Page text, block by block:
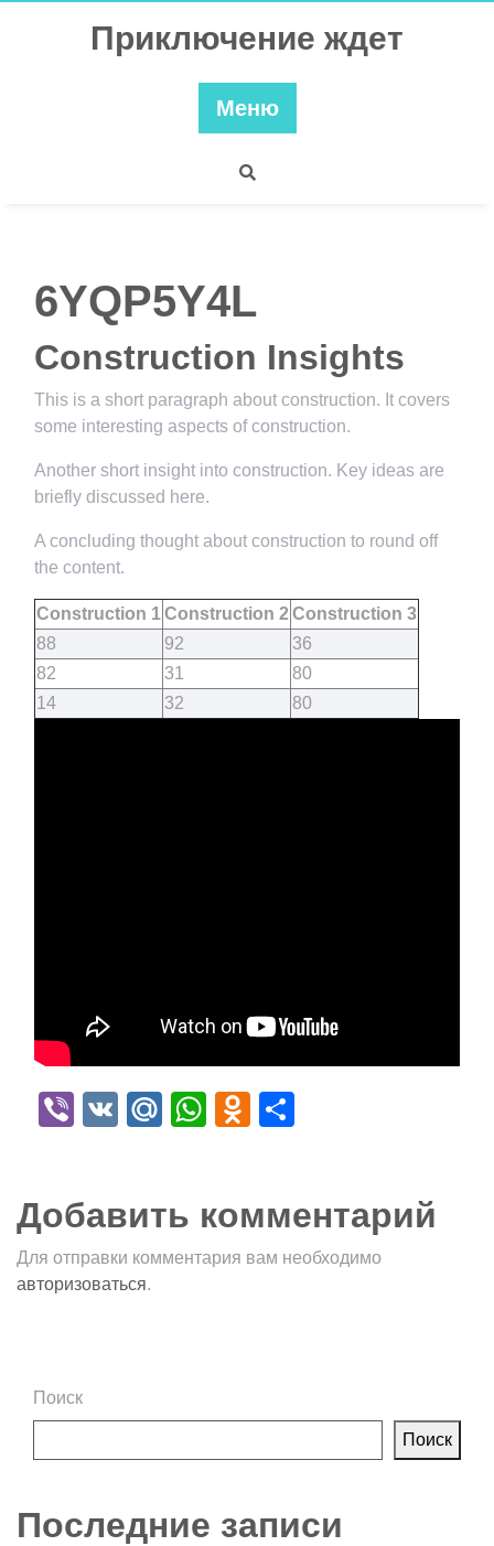
Приключение ждет
Меню
6YQP5Y4L
Construction Insights
This is a short paragraph about construction. It covers
some interesting aspects of construction.
Another short insight into construction. Key ideas are
briefly discussed here.
A concluding thought about construction to round off
the content.
Construction 1Construction 2 Construction 3
88
92
36
82
31
80
14
32 80
Viber
VK Mail.Ru
WhatsApp
Odnoklassniki
Добавить комментарий
Для отправки комментария вам необходимо
авторизоваться.
Поиск
Поиск
Последние записи